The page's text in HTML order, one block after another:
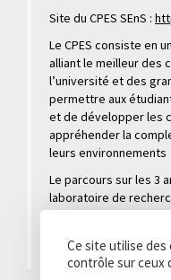
Site du CPES SEnS :
Le CPES consiste en
alliant le meilleur des
l’université et des
permettre aux
et de développer les
appréhender la
leurs environnements
Le parcours sur les 3
laboratoire de
de formation.
réalisée en anglais.
Ce site utilise des
contrôle sur ceux